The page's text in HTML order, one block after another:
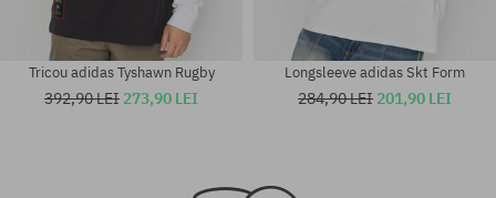
Tricou adidas Tyshawn Rugby
392,90 LEI 273,90 LEI
Longsleeve adidas Skt Form
284,90 LEI 201,90 LEI